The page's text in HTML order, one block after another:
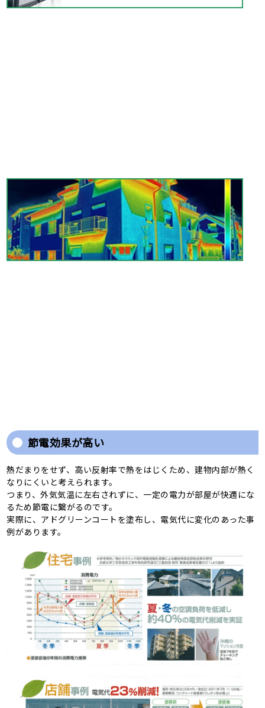
節電効果が高い
熱だまりをせず、高い反射率で熱をはじくため、建物内部が熱く
なりにくいと考えられます。
つまり、外気気温に左右されずに、一定の電力が部屋が快適にな
るため節電に繋がるのです。
実際に、アドグリーンコートを塗布し、電気代に変化のあった事
例があります。